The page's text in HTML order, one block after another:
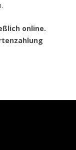
online.